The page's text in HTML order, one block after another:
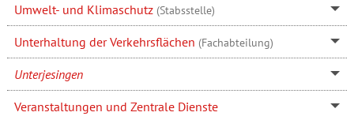
Umwelt- und Klimaschutz (Stabsstelle)
Unterhaltung der Verkehrsflächen (Fachabteilung)
Unterjesingen
Veranstaltungen und Zentrale Dienste